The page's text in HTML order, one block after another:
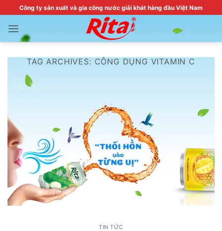
to
content
Công ty sản xuất và gia công nước giải khát hàng đầu Việt Nam
TAG ARCHIVES: CÔNG DỤNG VITAMIN C
TIN TỨC